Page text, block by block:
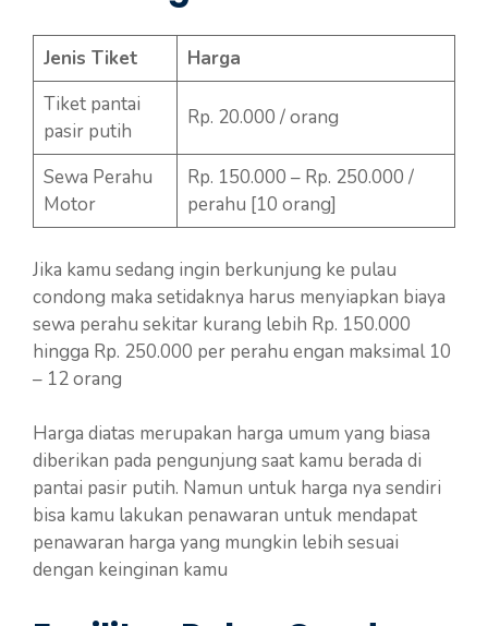
Jenis Tiket
Harga
Tiket pantai
pasir putih
Rp. 20.000 / orang
Sewa Perahu
Motor
Rp. 150.000 – Rp. 250.000 /
perahu [10 orang]
Jika kamu sedang ingin berkunjung ke pulau
condong maka setidaknya harus menyiapkan biaya
sewa perahu sekitar kurang lebih Rp. 150.000
hingga Rp. 250.000 per perahu engan maksimal 10
– 12 orang
Harga diatas merupakan harga umum yang biasa
diberikan pada pengunjung saat kamu berada di
pantai pasir putih. Namun untuk harga nya sendiri
bisa kamu lakukan penawaran untuk mendapat
penawaran harga yang mungkin lebih sesuai
dengan keinginan kamu